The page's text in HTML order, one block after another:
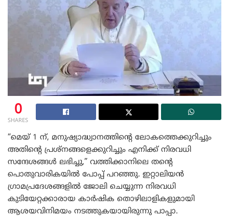
0
SHARES
“മെയ് 1 ന്, മനുഷ്യാദ്ധ്വാനത്തിന്‍റെ ലോകത്തെക്കുറിച്ചും
അതിന്റെ പ്രശ്നങ്ങളെക്കുറിച്ചും എനിക്ക് നിരവധി
സന്ദേശങ്ങൾ ലഭിച്ചു,” വത്തിക്കാനിലെ തന്റെ
പൊതുവാരികയിൽ പോപ്പ് പറഞ്ഞു. ഇറ്റാലിയൻ
ഗ്രാമപ്രദേശങ്ങളിൽ ജോലി ചെയ്യുന്ന നിരവധി
കുടിയേറ്റക്കാരായ കാർഷിക തൊഴിലാളികളുമായി
ആശയവിനിമയം നടത്തുകയായിരുന്നു പാപ്പാ.